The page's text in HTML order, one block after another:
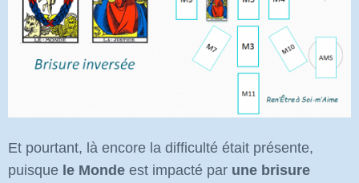
Et pourtant, là encore la difficulté était présente,
puisque le Monde est impacté par une brisure